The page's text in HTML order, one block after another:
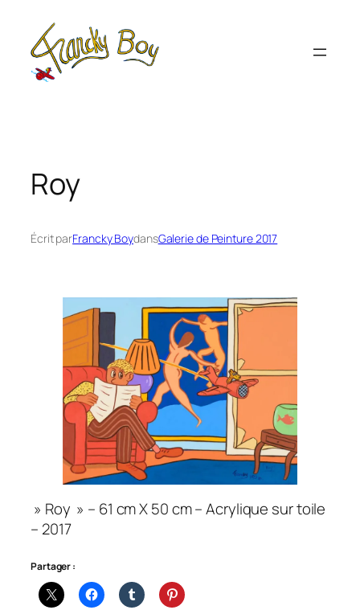
contenu
Roy
Écrit parFrancky BoydansGalerie de Peinture 2017
» Roy » – 61 cm X 50 cm – Acrylique sur toile
– 2017
Partager :